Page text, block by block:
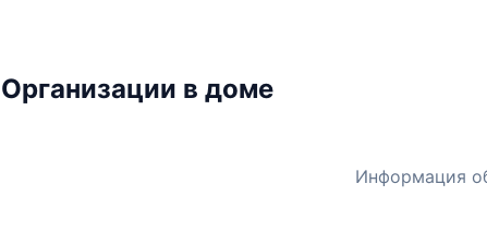
Организации в доме
Информация